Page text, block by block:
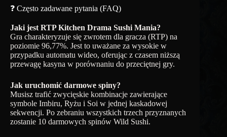
❓ Często zadawane pytania (FAQ)
Jaki jest RTP Kitchen Drama Sushi Mania?
Gra charakteryzuje się zwrotem dla gracza (RTP) na
poziomie 96,77%. Jest to uważane za wysokie w
przypadku automatu wideo, oferując z czasem niższą
przewagę kasyna w porównaniu do przeciętnej gry.
Jak uruchomić darmowe spiny?
Musisz trafić zwycięskie kombinacje zawierające
symbole Imbiru, Ryżu i Soi w jednej kaskadowej
sekwencji. Po zebraniu wszystkich trzech przyznanych
zostanie 10 darmowych spinów Wild Sushi.